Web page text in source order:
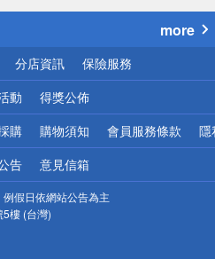
心！
more
分店資訊 保險服務
動 得獎公佈
購 購物須知 會員服務條款 隱
告 意見信箱
假日依網站公告為主
樓 (台灣)